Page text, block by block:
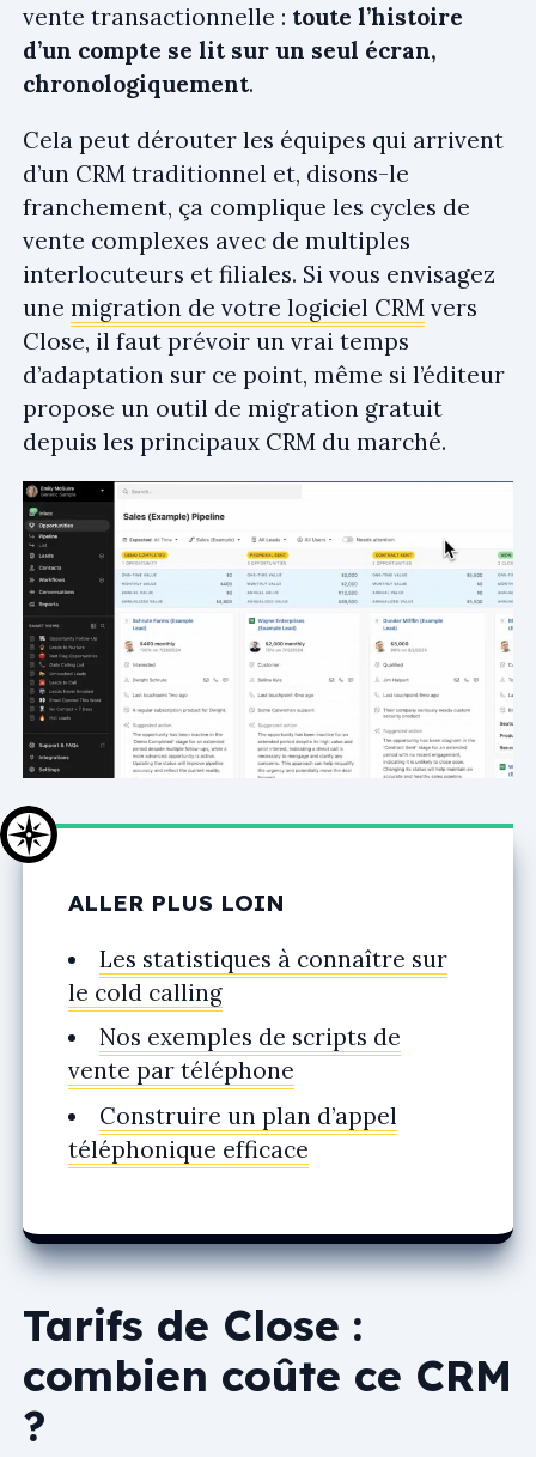
vente transactionnelle : toute l’histoire
d’un compte se lit sur un seul écran,
chronologiquement.
Cela peut dérouter les équipes qui arrivent
d’un CRM traditionnel et, disons-le
franchement, ça complique les cycles de
vente complexes avec de multiples
interlocuteurs et filiales. Si vous envisagez
une migration de votre logiciel CRM vers
Close, il faut prévoir un vrai temps
d’adaptation sur ce point, même si l’éditeur
propose un outil de migration gratuit
depuis les principaux CRM du marché.
ALLER PLUS LOIN
Les statistiques à connaître sur
le cold calling
Nos exemples de scripts de
vente par téléphone
Construire un plan d’appel
téléphonique efficace
Tarifs de Close :
combien coûte ce CRM
?